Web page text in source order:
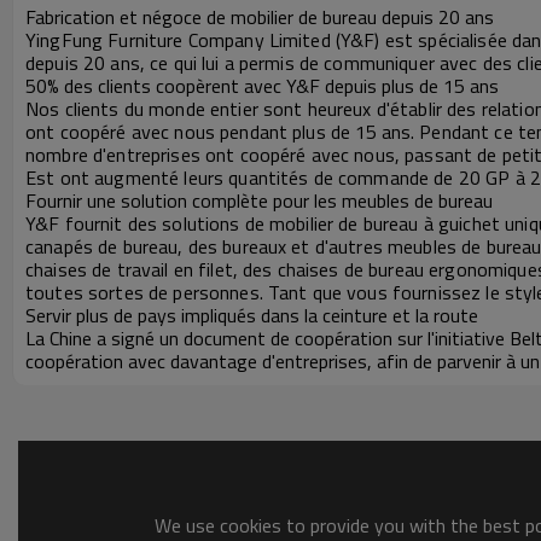
Fabrication et négoce de mobilier de bureau depuis 20 ans
YingFung Furniture Company Limited (Y&F) est spécialisée
depuis 20 ans, ce qui lui a permis de communiquer avec des
50% des clients coopèrent avec Y&F depuis plus de 15 ans
Nos clients du monde entier sont heureux d'établir des
ont coopéré avec nous pendant plus de 15 ans. Pendant ce
nombre d'entreprises ont coopéré avec nous, passant de
Est ont augmenté leurs quantités de commande de 20 GP à
Fournir une solution complète pour les meubles de bureau
Y&F fournit des solutions de mobilier de bureau à guichet
canapés de bureau, des bureaux et d'autres meubles de
chaises de travail en filet, des chaises de bureau
toutes sortes de personnes. Tant que vous fournissez le
Servir plus de pays impliqués dans la ceinture et la route
La Chine a signé un document de coopération sur l'initiative
coopération avec davantage d'entreprises, afin de parvenir à
We use cookies to provide you with the best